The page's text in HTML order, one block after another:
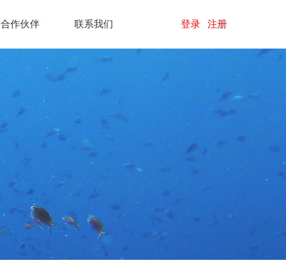
合作伙伴 联系我们 登录 注册